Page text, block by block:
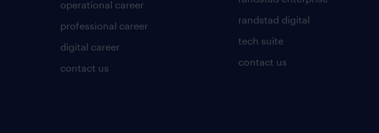
operational career
professional career
digital career
contact us
randstad digital
tech suite
contact us